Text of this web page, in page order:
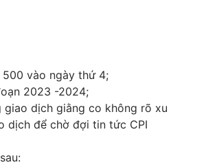
vào ngày thứ 4;
2023 -2024;
dịch giằng co không rõ xu
dịch để chờ đợi tin tức CPI